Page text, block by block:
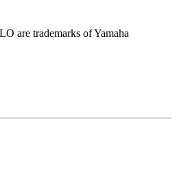
are trademarks of Yamaha